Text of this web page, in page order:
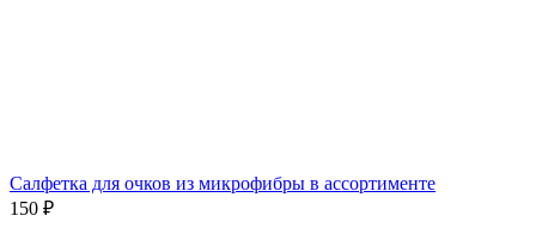
Салфетка для очков из микрофибры в ассортименте
150 ₽